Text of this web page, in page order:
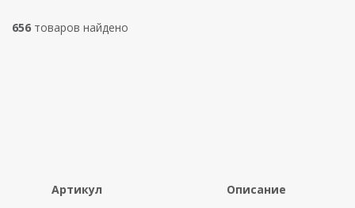
656 товаров найдено
Артикул Описание